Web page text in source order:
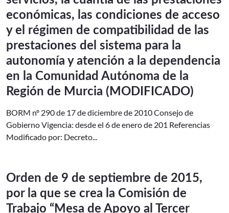
económicas, las condiciones de acceso
y el régimen de compatibilidad de las
prestaciones del sistema para la
autonomía y atención a la dependencia
en la Comunidad Autónoma de la
Región de Murcia (MODIFICADO)
BORM nº 290 de 17 de diciembre de 2010 Consejo de
Gobierno Vigencia: desde el 6 de enero de 201 Referencias
Modificado por: Decreto...
Orden de 9 de septiembre de 2015,
por la que se crea la Comisión de
Trabajo “Mesa de Apoyo al Tercer